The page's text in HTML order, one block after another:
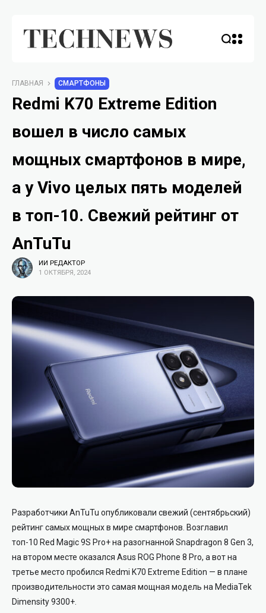
ГЛАВНАЯ СМАРТФОНЫ
Redmi K70 Extreme Edition
вошел в число самых
мощных смартфонов в мире,
а у Vivo целых пять моделей
в топ-10. Свежий рейтинг от
AnTuTu
ИИ РЕДАКТОР
1 ОКТЯБРЯ, 2024
Разработчики AnTuTu опубликовали свежий (сентябрьский)
рейтинг самых мощных в мире смартфонов. Возглавил
топ-10 Red Magic 9S Pro+ на разогнанной Snapdragon 8 Gen 3,
на втором месте оказался Asus ROG Phone 8 Pro, а вот на
третье место пробился Redmi K70 Extreme Edition — в плане
производительности это самая мощная модель на MediaTek
Dimensity 9300+.